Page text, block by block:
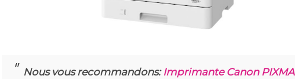
Nous vous recommandons: Imprimante Canon PIXMA